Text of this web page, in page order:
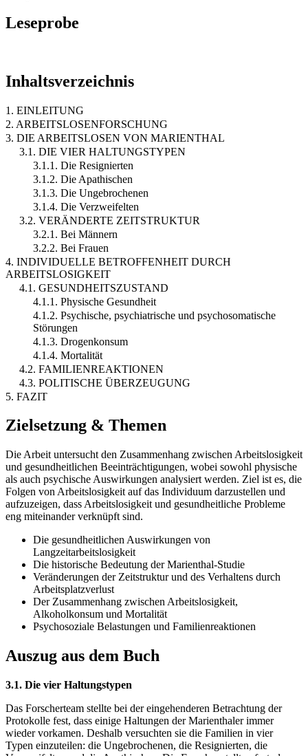
Leseprobe
Inhaltsverzeichnis
1. EINLEITUNG
2. ARBEITSLOSENFORSCHUNG
3. DIE ARBEITSLOSEN VON MARIENTHAL
3.1. DIE VIER HALTUNGSTYPEN
3.1.1. Die Resignierten
3.1.2. Die Apathischen
3.1.3. Die Ungebrochenen
3.1.4. Die Verzweifelten
3.2. VERÄNDERTE ZEITSTRUKTUR
3.2.1. Bei Männern
3.2.2. Bei Frauen
4. INDIVIDUELLE BETROFFENHEIT DURCH
ARBEITSLOSIGKEIT
4.1. GESUNDHEITSZUSTAND
4.1.1. Physische Gesundheit
4.1.2. Psychische, psychiatrische und psychosomatische
Störungen
4.1.3. Drogenkonsum
4.1.4. Mortalität
4.2. FAMILIENREAKTIONEN
4.3. POLITISCHE ÜBERZEUGUNG
5. FAZIT
Zielsetzung & Themen
Die Arbeit untersucht den Zusammenhang zwischen Arbeitslosigkeit
und gesundheitlichen Beeinträchtigungen, wobei sowohl physische
als auch psychische Auswirkungen analysiert werden. Ziel ist es, die
Folgen von Arbeitslosigkeit auf das Individuum darzustellen und
aufzuzeigen, dass Arbeitslosigkeit und gesundheitliche Probleme
eng miteinander verknüpft sind.
Die gesundheitlichen Auswirkungen von
Langzeitarbeitslosigkeit
Die historische Bedeutung der Marienthal-Studie
Veränderungen der Zeitstruktur und des Verhaltens durch
Arbeitsplatzverlust
Der Zusammenhang zwischen Arbeitslosigkeit,
Alkoholkonsum und Mortalität
Psychosoziale Belastungen und Familienreaktionen
Auszug aus dem Buch
3.1. Die vier Haltungstypen
Das Forscherteam stellte bei der eingehenderen Betrachtung der
Protokolle fest, dass einige Haltungen der Marienthaler immer
wieder vorkamen. Deshalb versuchten sie die Familien in vier
Typen einzuteilen: die Ungebrochenen, die Resignierten, die